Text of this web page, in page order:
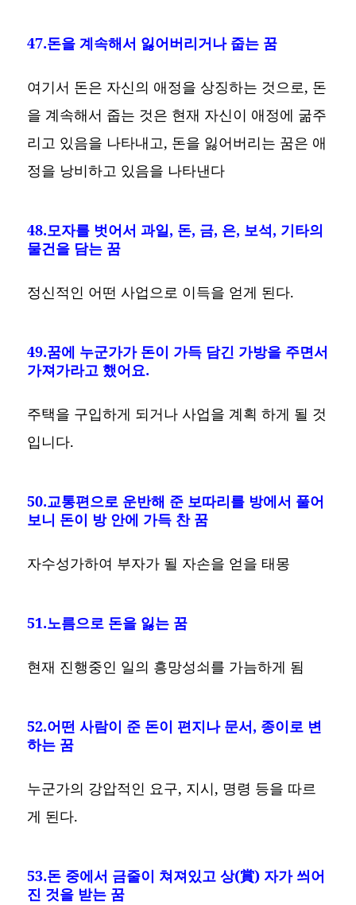
47.돈을 계속해서 잃어버리거나 줍는 꿈
여기서 돈은 자신의 애정을 상징하는 것으로, 돈
을 계속해서 줍는 것은 현재 자신이 애정에 굶주
리고 있음을 나타내고, 돈을 잃어버리는 꿈은 애
정을 낭비하고 있음을 나타낸다
48.모자를 벗어서 과일, 돈, 금, 은, 보석, 기타의
물건을 담는 꿈
정신적인 어떤 사업으로 이득을 얻게 된다.
49.꿈에 누군가가 돈이 가득 담긴 가방을 주면서
가져가라고 했어요.
주택을 구입하게 되거나 사업을 계획 하게 될 것
입니다.
50.교통편으로 운반해 준 보따리를 방에서 풀어
보니 돈이 방 안에 가득 찬 꿈
자수성가하여 부자가 될 자손을 얻을 태몽
51.노름으로 돈을 잃는 꿈
현재 진행중인 일의 흥망성쇠를 가늠하게 됨
52.어떤 사람이 준 돈이 편지나 문서, 종이로 변
하는 꿈
누군가의 강압적인 요구, 지시, 명령 등을 따르
게 된다.
53.돈 중에서 금줄이 쳐져있고 상(賞) 자가 씌어
진 것을 받는 꿈